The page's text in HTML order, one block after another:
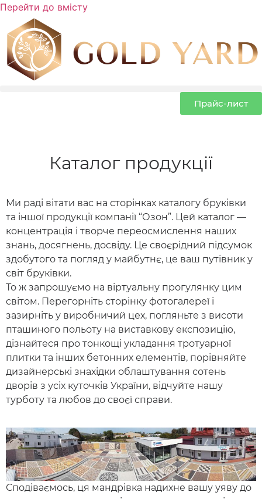
Перейти до вмісту
Прайс-лист
Каталог продукції
Ми раді вітати вас на сторінках каталогу бруківки
та іншої продукції компанії “Озон”. Цей каталог —
концентрація і творче переосмислення наших
знань, досягнень, досвіду. Це своєрідний підсумок
здобутого та погляд у майбутнє, це ваш путівник у
світ бруківки.
То ж запрошуємо на віртуальну прогулянку цим
світом. Перегорніть сторінку фотогалереї і
зазирніть у виробничий цех, погляньте з висоти
пташиного польоту на виставкову експозицію,
дізнайтеся про тонкощі укладання тротуарної
плитки та інших бетонних елементів, порівняйте
дизайнерські знахідки облаштування сотень
дворів з усіх куточків України, відчуйте нашу
турботу та любов до своєї справи.
Сподіваємось, ця мандрівка надихне вашу уяву до